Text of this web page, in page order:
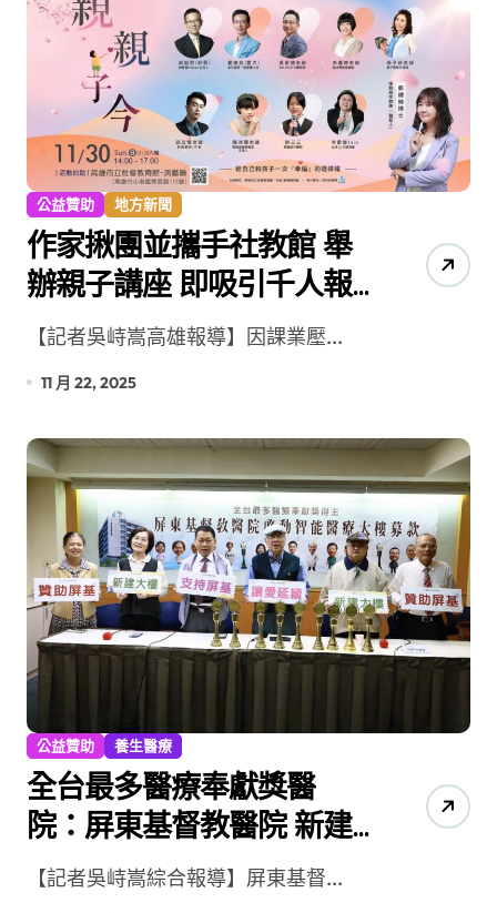
公益贊助 地方新聞
作家揪團並攜手社教館 舉
辦親子講座 即吸引千人報
名 【記者吳峙嵩高雄報導】因課業壓...
11 月 22, 2025
公益贊助 養生醫療
全台最多醫療奉獻獎醫
院：屏東基督教醫院 新建
智能醫療大樓發起募款
【記者吳峙嵩綜合報導】屏東基督...